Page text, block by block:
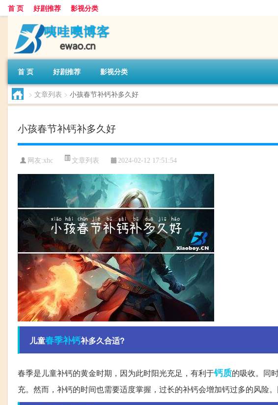
首 页 好剧推荐 影视分类
首 页 好剧推荐 影视分类
> 文章列表 > 小孩春节补钙补多久好
小孩春节补钙补多久好
网友:xhc 文章列表 2024-02-12 17:51:54
儿童春季补钙补多久合适?
春季是儿童补钙的黄金时期，因为此时阳光充足，有利于钙质的吸收。同
充。然而，补钙的时间也需要适度掌握，过长的补钙会增加钙过多的风险